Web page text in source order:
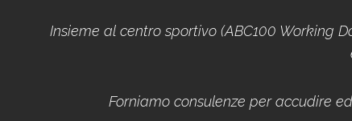
Insieme al centro sportivo (ABC100 Working
Forniamo consulenze per accudire